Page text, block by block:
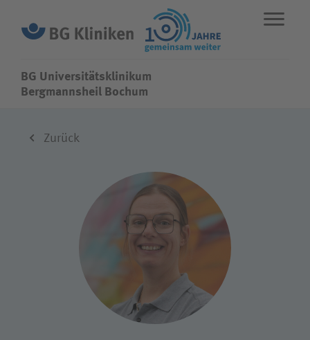
BG Universitätsklinikum
Leistungen
BG Universitätsklinikum
Bergmannsheil Bochum
Zurück